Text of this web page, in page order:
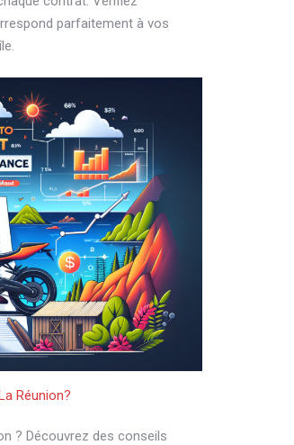
parfaitement à vos
Réunion?
? Découvrez des conseils